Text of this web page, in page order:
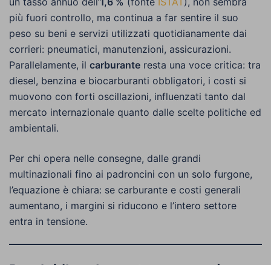
più fuori controllo, ma continua a far sentire il suo
peso su beni e servizi utilizzati quotidianamente dai
corrieri: pneumatici, manutenzioni, assicurazioni.
Parallelamente, il carburante resta una voce critica: tra
diesel, benzina e biocarburanti obbligatori, i costi si
muovono con forti oscillazioni, influenzati tanto dal
mercato internazionale quanto dalle scelte politiche ed
ambientali.
Per chi opera nelle consegne, dalle grandi
multinazionali fino ai padroncini con un solo furgone,
l’equazione è chiara: se carburante e costi generali
aumentano, i margini si riducono e l’intero settore
entra in tensione.